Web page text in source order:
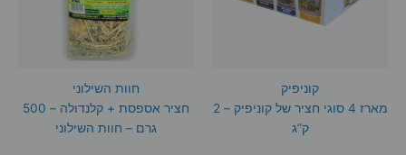
קוניפיק
מארז 4 סוגי חציר של קוניפיק – 2
ק”ג
חוות השילוני
חציר אספסת + קלנדולה – 500
גרם – חוות השילוני